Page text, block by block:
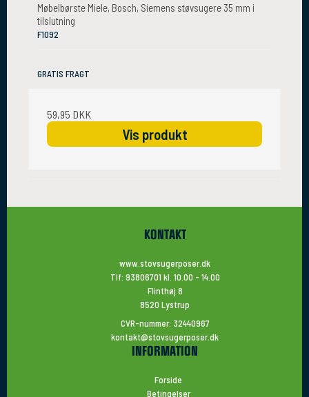
Møbelbørste Miele, Bosch, Siemens støvsugere 35 mm i
tilslutning
F1092
GRATIS FRAGT
59,95 DKK
Vis produkt
KONTAKT
www.stovsugerposer.dk
Tlf: 93806701 kl. 10.00 - 14.00
Flinthøj 8
8520 Lystrup
CVR-nummer: 32440967
kontakt@stovsugerposer.dk
INFORMATION
Forside
Betingelser